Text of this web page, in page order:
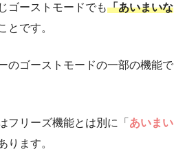
ゴーストモードでも「あいまいな
とです。
のゴーストモードの一部の機能で
フリーズ機能とは別に「 あいまい
ります。